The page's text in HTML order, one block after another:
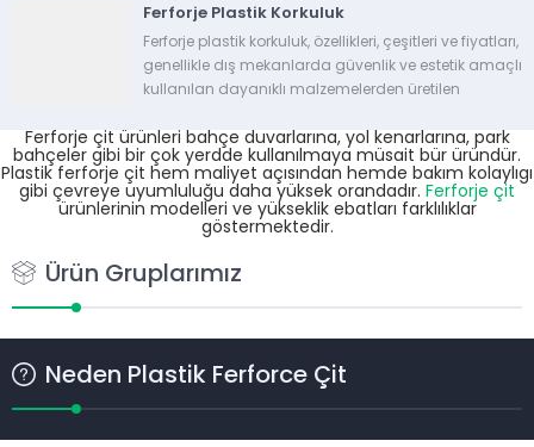
sistemleridir. Farklı çeşitleri ve özellikleri
bulunmaktadır. Plastik Ferforce Çeşitleri: Klasik
Desenler:...
Ferforje Plastik Korkuluk
Ferforje plastik korkuluk, özellikleri, çeşitleri ve fiyatları,
genellikle dış mekanlarda güvenlik ve estetik amaçlı
kullanılan dayanıklı malzemelerden üretilen
olmasıyla karşılaştırıldığında, plastik ferforje
korkuluklar daha modern...
Ferforje çit ürünleri bahçe duvarlarına, yol kenarlarına, park
bahçeler gibi bir çok yerdde kullanılmaya müsait bür üründür.
Plastik ferforje çit hem maliyet açısından hemde bakım kolaylıgı
gibi çevreye uyumluluğu daha yüksek orandadır. Ferforje çit
ürünlerinin modelleri ve yükseklik ebatları farklılıklar
göstermektedir.
Ürün Gruplarımız
Neden Plastik Ferforce Çit